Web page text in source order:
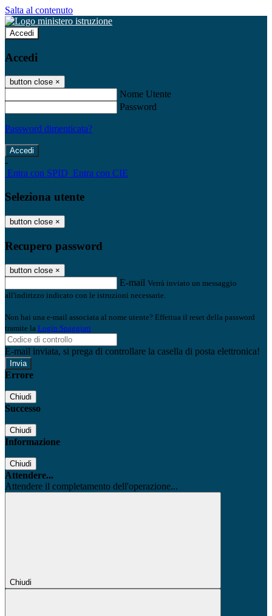
Salta al contenuto
Accedi
Accedi
button close ×
Nome Utente
Password
Password dimenticata?
-
Entra con SPID Entra con CIE
Seleziona utente
button close ×
Recupero password
button close ×
E-mail Verrà inviato un messaggio
all'indirizzo indicato con le istruzioni necessarie.
Non hai una e-mail associata al nome utente? Effettua il reset della password
tramite la Login Spaggiari
E-mail inviata, si prega di controllare la casella di posta elettronica!
Errore
Chiudi
Successo
Chiudi
Informazione
Chiudi
Attendere...
Attendere il completamento dell'operazione...
Chiudi